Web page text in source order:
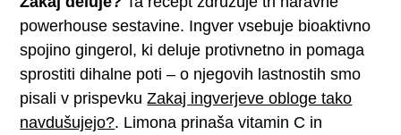
powerhouse sestavine. Ingver vsebuje bioaktivno
spojino gingerol, ki deluje protivnetno in pomaga
sprostiti dihalne poti – o njegovih lastnostih smo
pisali v prispevkuZakaj ingverjeve obloge tako
navdušujejo?. Limona prinaša vitamin C in